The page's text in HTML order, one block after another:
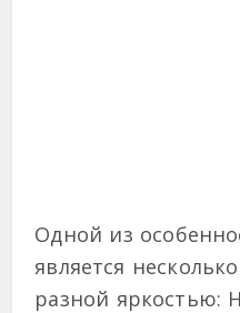
Одной из
является
разной яркостью: